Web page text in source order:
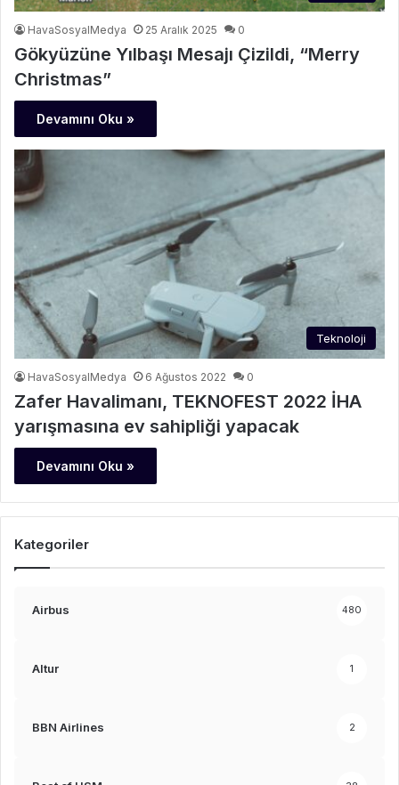
HavaSosyalMedya 25 Aralık 2025 0
Gökyüzüne Yılbaşı Mesajı Çizildi, “Merry
Christmas”
Devamını Oku »
Teknoloji
HavaSosyalMedya 6 Ağustos 2022 0
Zafer Havalimanı, TEKNOFEST 2022 İHA
yarışmasına ev sahipliği yapacak
Devamını Oku »
Kategoriler
Airbus 480
Altur 1
BBN Airlines 2